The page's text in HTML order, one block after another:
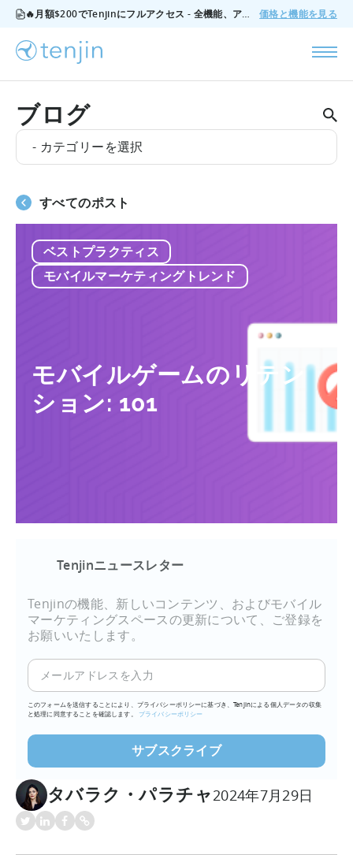
🔥月額$200でTenjinにフルアクセス - 全機能、アドオンなし、いつでもキャンセル可能。 価格と機能を見る
ブログ
- カテゴリーを選択
すべてのポスト
ベストプラクティス
モバイルマーケティングトレンド
モバイルゲームのリテン
ション: 101
Tenjinニュースレター
Tenjinの機能、新しいコンテンツ、およびモバイル
マーケティングスペースの更新について、ご登録を
お願いいたします。
このフォームを送信することにより、プライバシーポリシーに基づき、Tenjinによる個人データの収集
と処理に同意することを確認します。
プライバシーポリシー
タバラク・パラチャ2024年7月29日